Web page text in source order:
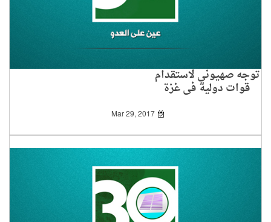
توجه صهيوني لاستقدام
قوات دولية في غزة
Mar 29, 2017